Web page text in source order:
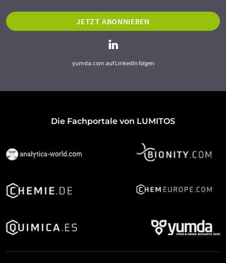
JETZT ABONNIEREN
yumda.com auf LinkedIn folgen
Die Fachportale von LUMITOS